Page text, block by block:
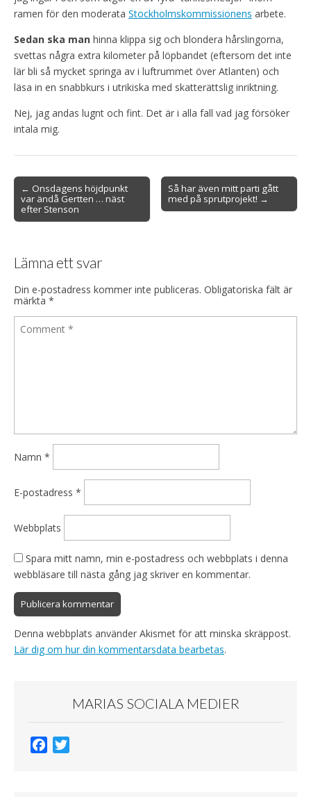
ramen för den moderata Stockholmskommissionens arbete.
Sedan ska man hinna klippa sig och blondera hårslingorna,
svettas några extra kilometer på löpbandet (eftersom det inte
lär bli så mycket springa av i luftrummet över Atlanten) och
läsa in en snabbkurs i utrikiska med skatterättslig inriktning.
Nej, jag andas lugnt och fint. Det är i alla fall vad jag försöker
intala mig.
Post
navigation
← Onsdagens höjdpunkt
var ändå Gertten … näst
efter Stenson
Så har även mitt parti gått
med på sprutprojekt! →
Lämna ett svar
Din e-postadress kommer inte publiceras. Obligatoriska fält är
märkta *
Namn *
E-postadress *
Webbplats
Spara mitt namn, min e-postadress och webbplats i denna
webbläsare till nästa gång jag skriver en kommentar.
Denna webbplats använder Akismet för att minska skräppost.
Lär dig om hur din kommentarsdata bearbetas.
MARIAS SOCIALA MEDIER